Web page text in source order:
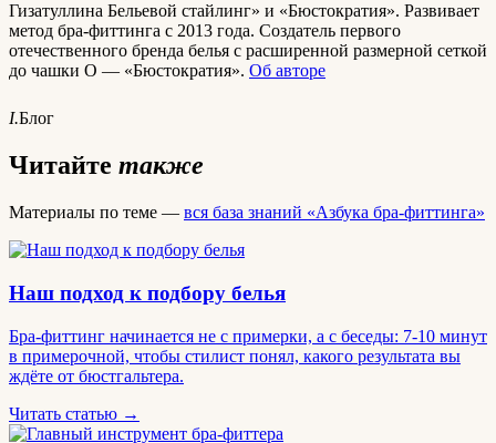
Гизатуллина Бельевой стайлинг» и «Бюстократия». Развивает
метод бра-фиттинга с 2013 года. Создатель первого
отечественного бренда белья с расширенной размерной сеткой
до чашки O — «Бюстократия». Об авторе
I.Блог
Читайте также
Материалы по теме — вся база знаний «Азбука бра-фиттинга»
Наш подход к подбору белья
Бра-фиттинг начинается не с примерки, а с беседы: 7-10 минут
в примерочной, чтобы стилист понял, какого результата вы
ждёте от бюстгальтера.
Читать статью →